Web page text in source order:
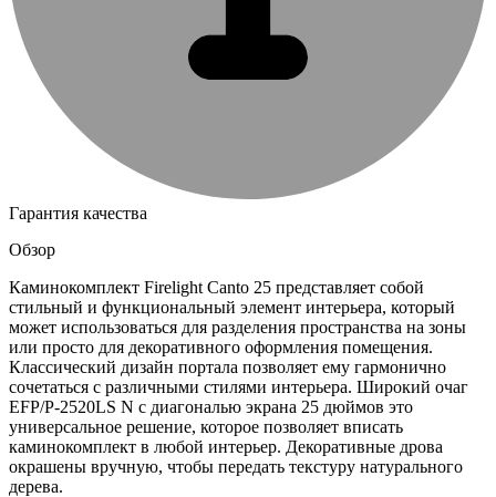
Гарантия качества
Обзор
Каминокомплект Firelight Canto 25 представляет собой
стильный и функциональный элемент интерьера, который
может использоваться для разделения пространства на зоны
или просто для декоративного оформления помещения.
Классический дизайн портала позволяет ему гармонично
сочетаться с различными стилями интерьера. Широкий очаг
EFP/P-2520LS N с диагональю экрана 25 дюймов это
универсальное решение, которое позволяет вписать
каминокомплект в любой интерьер. Декоративные дрова
окрашены вручную, чтобы передать текстуру натурального
дерева.